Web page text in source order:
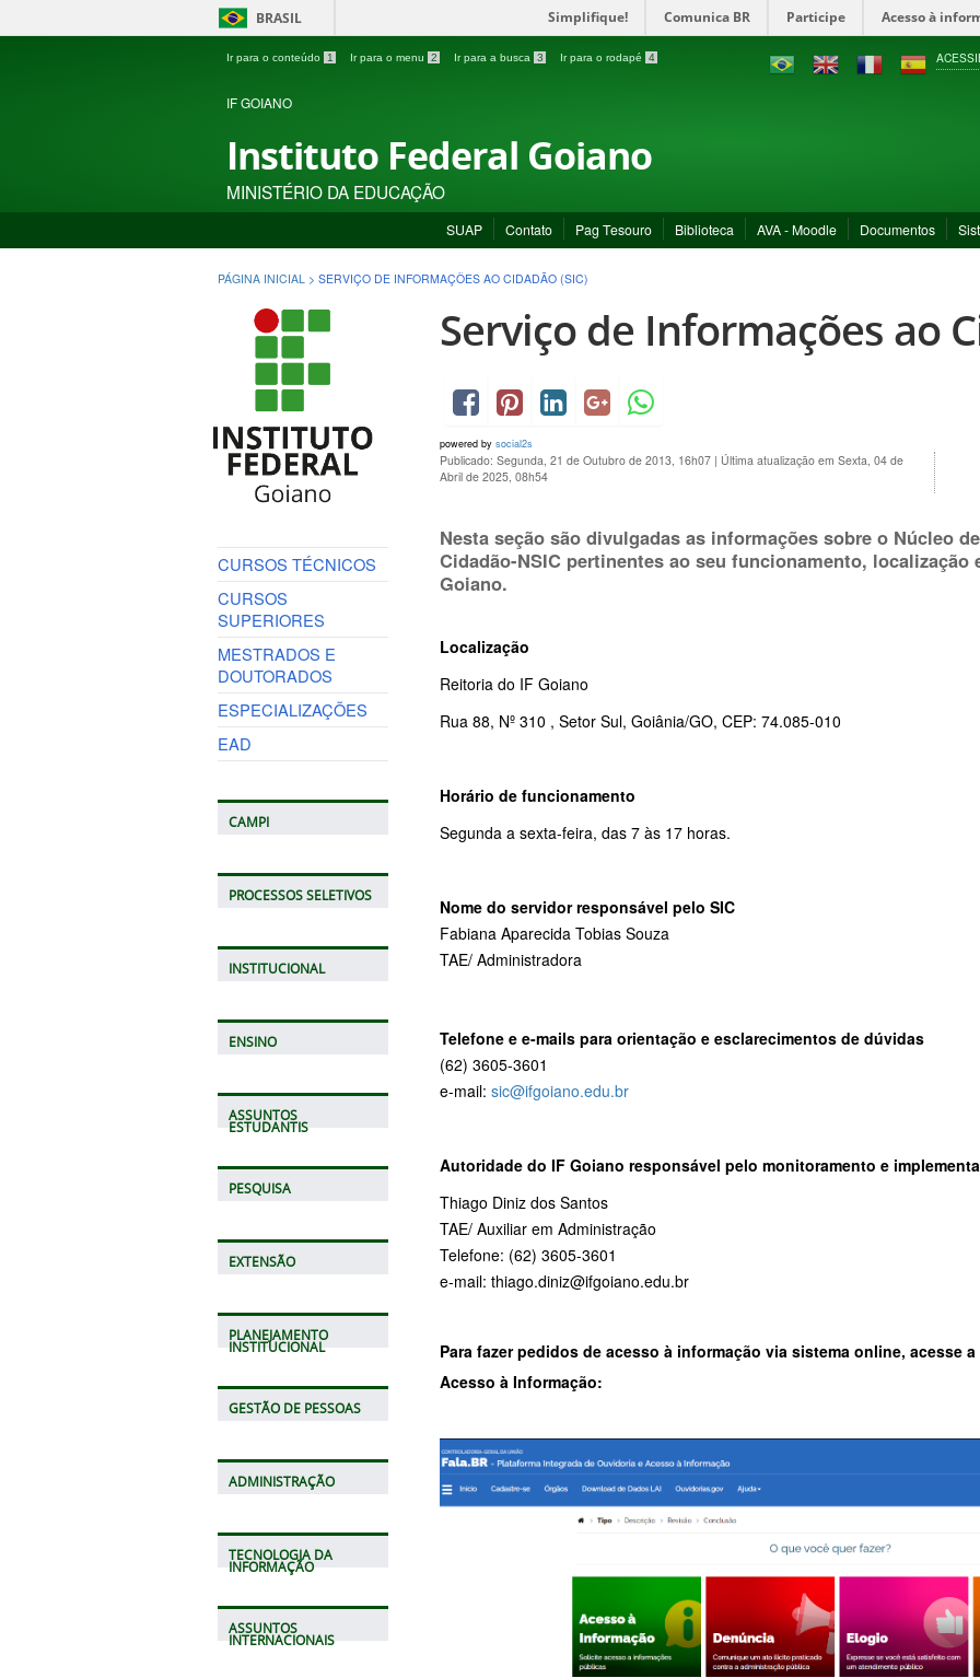
BRASIL Simplifique! Comunica BR Participe Acesso à
Ir para o conteúdo 1 Ir para o menu 2 Ir para a busca 3 Ir para o rodapé 4
IF GOIANO
Instituto Federal Goiano
MINISTÉRIO DA EDUCAÇÃO
SUAP Contato Pag Tesouro Biblioteca AVA - Moodle Documentos
PÁGINA INICIAL > SERVIÇO DE INFORMAÇÕES AO CIDADÃO (SIC)
CURSOS TÉCNICOS
CURSOS
SUPERIORES
MESTRADOS E
DOUTORADOS
ESPECIALIZAÇÕES
EAD
CAMPI
PROCESSOS SELETIVOS
INSTITUCIONAL
ENSINO
ASSUNTOS
ESTUDANTIS
PESQUISA
EXTENSÃO
PLANEJAMENTO
INSTITUCIONAL
GESTÃO DE PESSOAS
ADMINISTRAÇÃO
TECNOLOGIA DA
INFORMAÇÃO
ASSUNTOS
INTERNACIONAIS
Serviço de Informações ao
powered by social2s
Publicado: Segunda, 21 de Outubro de 2013, 16h07 | Última atualização em Sexta, 04 de
Abril de 2025, 08h54
Nesta seção são divulgadas as informações sobre o Núcleo
Cidadão-NSIC pertinentes ao seu funcionamento, localização
Goiano.
Localização
Reitoria do IF Goiano
Rua 88, Nº 310 , Setor Sul, Goiânia/GO, CEP: 74.085-010
Horário de funcionamento
Segunda a sexta-feira, das 7 às 17 horas.
Nome do servidor responsável pelo SIC
Fabiana Aparecida Tobias Souza
TAE/ Administradora
Telefone e e-mails para orientação e esclarecimentos de dúvidas
(62) 3605-3601
e-mail: sic@ifgoiano.edu.br
Autoridade do IF Goiano responsável pelo monitoramento e
Thiago Diniz dos Santos
TAE/ Auxiliar em Administração
Telefone: (62) 3605-3601
e-mail: thiago.diniz@ifgoiano.edu.br
Para fazer pedidos de acesso à informação via sistema online, acesse
Acesso à Informação: